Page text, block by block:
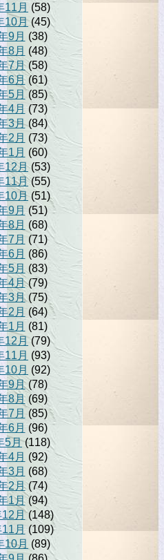
11月 (58)
10月 (45)
9月 (38)
8月 (48)
7月(58)
6月(61)
5月 (85)
4月(73)
3月(84)
2月 (73)
1月 (60)
12月(53)
11月(55)
10月 (51)
9月(51)
8月 (68)
7月 (71)
6月 (86)
5月 (83)
4月(79)
3月(75)
2月 (64)
1月 (81)
12月 (79)
11月 (93)
10月 (92)
9月(78)
8月(69)
7月 (85)
6月(96)
5月(118)
4月 (92)
3月 (68)
2月(74)
1月(94)
月(148)
月(109)
10月 (89)